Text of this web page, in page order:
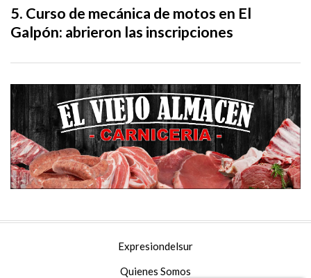
Curso de mecánica de motos en El
Galpón: abrieron las inscripciones
Expresiondelsur
Quienes Somos